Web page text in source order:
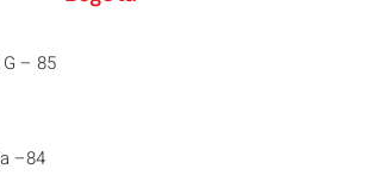
– 85
–84